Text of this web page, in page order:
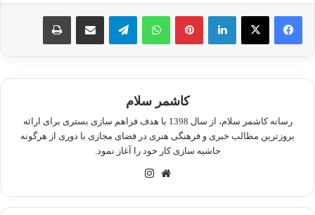
لینکدین پینترستواتس آپ تلگرام اشتراک گذاری از طریق ایمیل چاپ
کاشمر سلام
رسانه کاشمر سلام، از سال 1398 با هدف فراهم سازی بستری برای ارائه
بروزترین مطالب خبری و فرهنگی هنری در فضای مجازی با دوری از هرگونه
حاشیه سازی کار خود را آغاز نمود.
وبسایت